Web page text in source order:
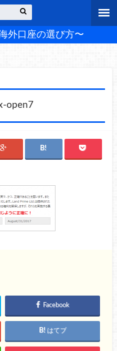
外口座の選び方〜
open7
Facebook
はてブ